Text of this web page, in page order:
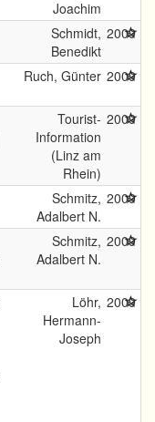
Joachim
Schmidt,
Benedikt
2009
Ruch, Günter 2009
Tourist-
Information
(Linz am
Rhein)
2009
Schmitz,
Adalbert N.
2009
Schmitz,
Adalbert N.
2009
Löhr,
Hermann-
Joseph
2009